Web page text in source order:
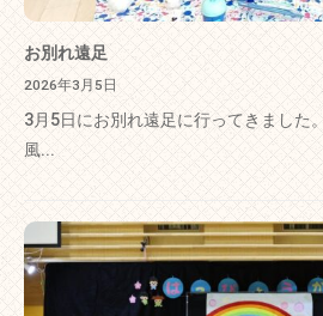
お別れ遠足
2026年3月5日
3月5日にお別れ遠足に行ってきました
風...